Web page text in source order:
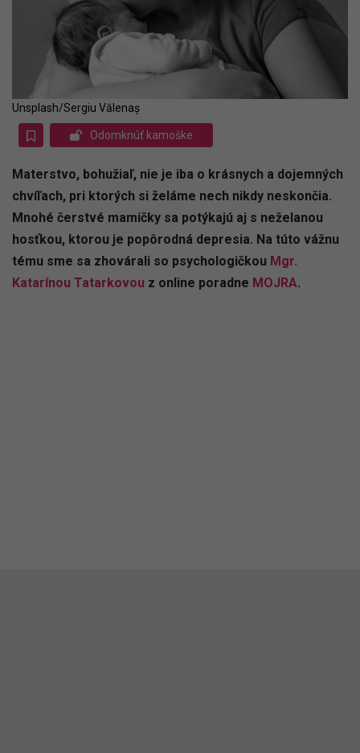
Unsplash/Sergiu Vălenaș
Odomknúť kamoške
Materstvo, bohužiaľ, nie je iba o krásnych a dojemných
chvíľach, pri ktorých si želáme nech nikdy neskončia.
Mnohé čerstvé mamičky sa potýkajú aj s neželanou
hosťkou, ktorou je popôrodná depresia. Na túto vážnu
tému sme sa zhovárali so psychologičkou Mgr.
Katarínou Tatarkovou z online poradne MOJRA.